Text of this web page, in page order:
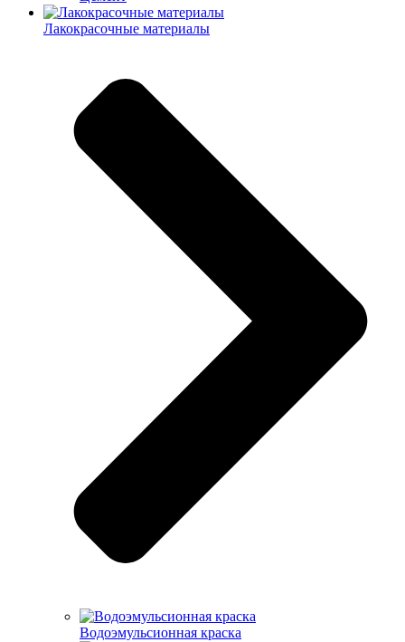
Лакокрасочные материалы
Водоэмульсионная краска